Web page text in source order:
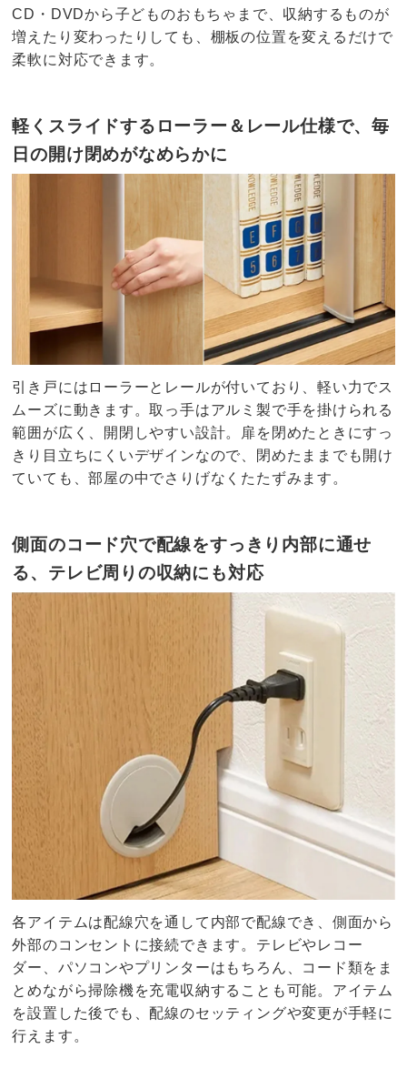
CD・DVDから子どものおもちゃまで、収納するものが
増えたり変わったりしても、棚板の位置を変えるだけで
柔軟に対応できます。
軽くスライドするローラー＆レール仕様で、毎
日の開け閉めがなめらかに
引き戸にはローラーとレールが付いており、軽い力でス
ムーズに動きます。取っ手はアルミ製で手を掛けられる
範囲が広く、開閉しやすい設計。扉を閉めたときにすっ
きり目立ちにくいデザインなので、閉めたままでも開け
ていても、部屋の中でさりげなくたたずみます。
側面のコード穴で配線をすっきり内部に通せ
る、テレビ周りの収納にも対応
各アイテムは配線穴を通して内部で配線でき、側面から
外部のコンセントに接続できます。テレビやレコー
ダー、パソコンやプリンターはもちろん、コード類をま
とめながら掃除機を充電収納することも可能。アイテム
を設置した後でも、配線のセッティングや変更が手軽に
行えます。